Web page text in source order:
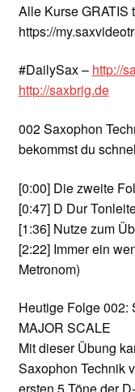
Alle Kurse GRATIS
https://
#DailySax – http://
http://saxbrig.de
002 Saxophon
bekommst du
[0:00]Die zweite
[0:47]D Dur
[1:36]Nutze zum
[2:22]Immer ein
Metronom)
Heutige Folge 002:
MAJOR SCALE
Mit dieser Übung
Saxophon Technik